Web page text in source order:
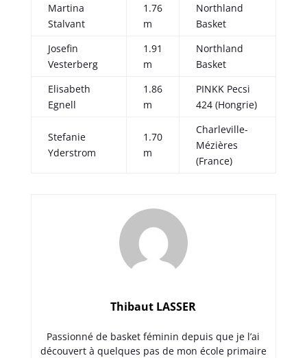
Martina
Stalvant
1.76
m
Northland
Basket
Josefin
Vesterberg
1.91
m
Northland
Basket
Elisabeth
Egnell
1.86
m
PINKK Pecsi
424 (Hongrie)
Stefanie
Yderstrom
1.70
m
Charleville-
Mézières
(France)
Thibaut LASSER
Passionné de basket féminin depuis que je l’ai
découvert à quelques pas de mon école primaire